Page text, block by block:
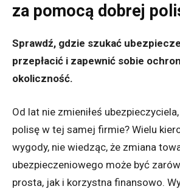
za pomocą dobrej
Sprawdź, gdzie szukać
przepłacić i zapewnić sobie
okoliczność.
Od lat nie zmieniłeś
polisę w tej samej firmie? Wielu
wygody, nie wiedząc, że zmiana
ubezpieczeniowego może być
prosta, jak i korzystna finansowo.